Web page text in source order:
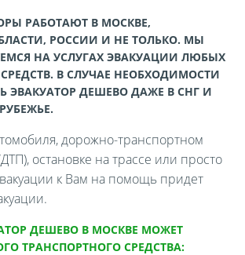
РАБОТАЮТ В МОСКВЕ,
РОССИИ И НЕ ТОЛЬКО. МЫ
НА УСЛУГАХ ЭВАКУАЦИИ ЛЮБЫХ
В СЛУЧАЕ НЕОБХОДИМОСТИ
ЭВАКУАТОР ДЕШЕВО ДАЖЕ В СНГ И
дорожно-транспортном
остановке на трассе или просто
к Вам на помощь придет
ДЕШЕВО В МОСКВЕ МОЖЕТ
ТРАНСПОРТНОГО СРЕДСТВА: